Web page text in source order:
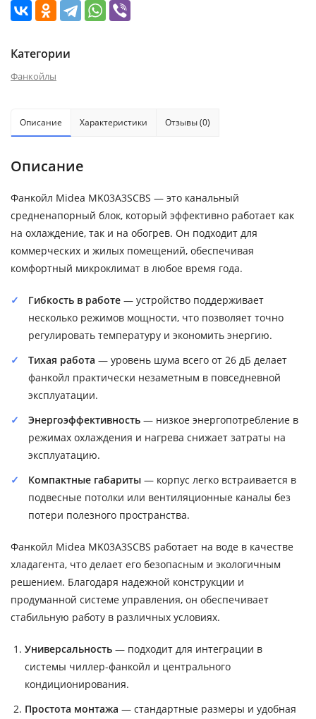
Категории
Фанкойлы
Описание Характеристики Отзывы (0)
Описание
Фанкойл Midea MK03A3SCBS — это канальный
средненапорный блок, который эффективно работает как
на охлаждение, так и на обогрев. Он подходит для
коммерческих и жилых помещений, обеспечивая
комфортный микроклимат в любое время года.
Гибкость в работе — устройство поддерживает
несколько режимов мощности, что позволяет точно
регулировать температуру и экономить энергию.
Тихая работа — уровень шума всего от 26 дБ делает
фанкойл практически незаметным в повседневной
эксплуатации.
Энергоэффективность — низкое энергопотребление в
режимах охлаждения и нагрева снижает затраты на
эксплуатацию.
Компактные габариты — корпус легко встраивается в
подвесные потолки или вентиляционные каналы без
потери полезного пространства.
Фанкойл Midea MK03A3SCBS работает на воде в качестве
хладагента, что делает его безопасным и экологичным
решением. Благодаря надежной конструкции и
продуманной системе управления, он обеспечивает
стабильную работу в различных условиях.
Универсальность — подходит для интеграции в
системы чиллер-фанкойл и центрального
кондиционирования.
Простота монтажа — стандартные размеры и удобная